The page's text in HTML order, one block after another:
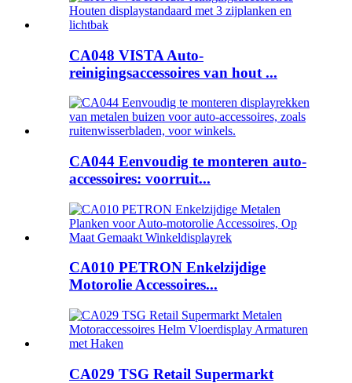
CA048 VISTA Auto-
reinigingsaccessoires van hout ...
CA044 Eenvoudig te monteren auto-
accessoires: voorruit...
CA010 PETRON Enkelzijdige
Motorolie Accessoires...
CA029 TSG Retail Supermarkt